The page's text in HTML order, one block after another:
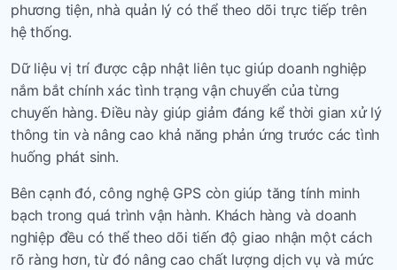
phương tiện, nhà quản lý có thể theo dõi trực tiếp trên
hệ thống.
Dữ liệu vị trí được cập nhật liên tục giúp doanh nghiệp
nắm bắt chính xác tình trạng vận chuyển của từng
chuyến hàng. Điều này giúp giảm đáng kể thời gian xử lý
thông tin và nâng cao khả năng phản ứng trước các tình
huống phát sinh.
Bên cạnh đó, công nghệ GPS còn giúp tăng tính minh
bạch trong quá trình vận hành. Khách hàng và doanh
nghiệp đều có thể theo dõi tiến độ giao nhận một cách
rõ ràng hơn, từ đó nâng cao chất lượng dịch vụ và mức